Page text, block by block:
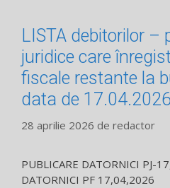
LISTA debitorilor –
juridice care
fiscale restante la
data de 17.04.2026
28 aprilie 2026 de redactor
PUBLICARE DATORNICI PJ-
DATORNICI PF 17,04,2026